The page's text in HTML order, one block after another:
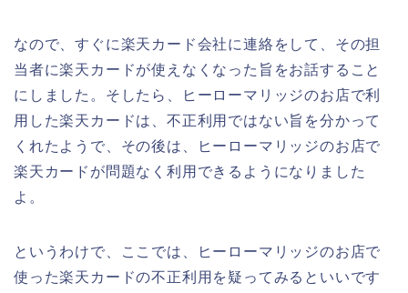
なので、すぐに楽天カード会社に連絡をして、その担
当者に楽天カードが使えなくなった旨をお話すること
にしました。そしたら、ヒーローマリッジのお店で利
用した楽天カードは、不正利用ではない旨を分かって
くれたようで、その後は、ヒーローマリッジのお店で
楽天カードが問題なく利用できるようになりました
よ。
というわけで、ここでは、ヒーローマリッジのお店で
使った楽天カードの不正利用を疑ってみるといいです